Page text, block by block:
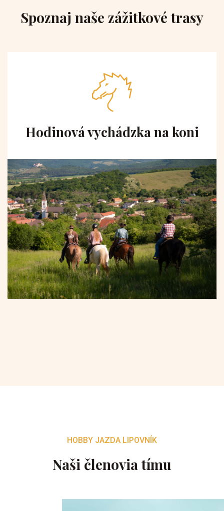
Spoznaj naše zážitkové trasy
Hodinová vychádzka na koni
HOBBY JAZDA LIPOVNÍK
Naši členovia tímu